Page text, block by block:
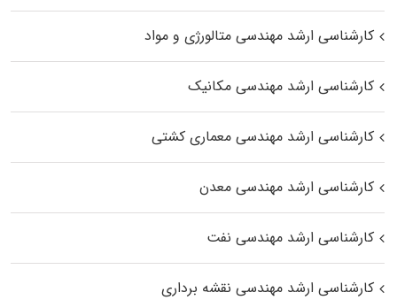
کارشناسی ارشد مهندسی متالورژی و مواد
کارشناسی ارشد مهندسی مکانیک
کارشناسی ارشد مهندسی معماری کشتی
کارشناسی ارشد مهندسی معدن
کارشناسی ارشد مهندسی نفت
کارشناسی ارشد مهندسی نقشه برداری